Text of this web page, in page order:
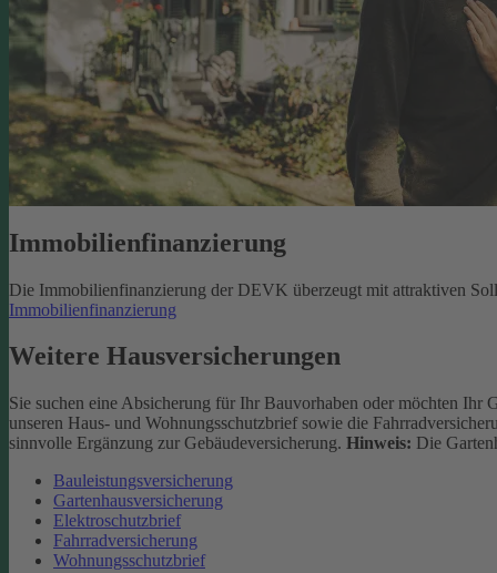
Immobilienfinanzierung
Die Immobilienfinanzierung der DEVK überzeugt mit attraktiven
Immobilienfinanzierung
Weitere Hausversicherungen
Sie suchen eine Absicherung für Ihr Bauvorhaben oder möchten Ihr
unseren Haus- und Wohnungsschutzbrief sowie die
sinnvolle Ergänzung zur Gebäudeversicherung. Hinweis: Die
Bauleistungsversicherung
Gartenhausversicherung
Elektroschutzbrief
Fahrradversicherung
Wohnungsschutzbrief